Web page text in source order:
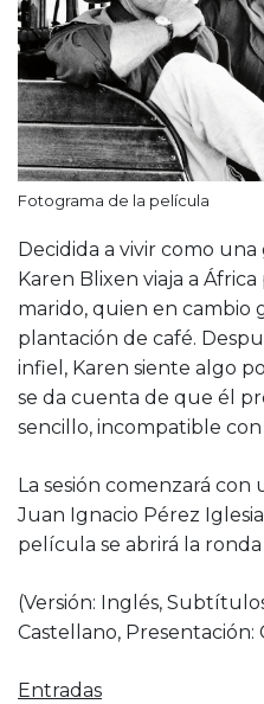
Fotograma de la película
Decidida a vivir como una
Karen Blixen viaja a
marido, quien en cambio
plantación de café.
infiel, Karen siente algo
se da cuenta de que él
sencillo, incompatible con
La sesión comenzará
Juan Ignacio Pérez
película se abrirá la
(Versión: Inglés,
Castellano, Presentación:
Entradas